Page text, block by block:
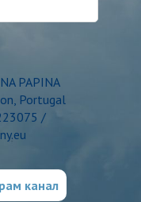
PAPINA
Portugal
/
канал